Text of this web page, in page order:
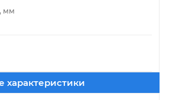
мм
характеристики